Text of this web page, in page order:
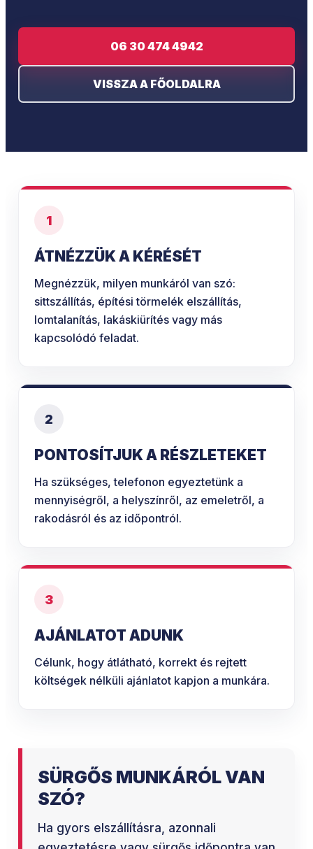
06 30 474 4942
VISSZA A FŐOLDALRA
1
ÁTNÉZZÜK A KÉRÉSÉT
Megnézzük, milyen munkáról van szó:
sittszállítás, építési törmelék elszállítás,
lomtalanítás, lakáskiürítés vagy más
kapcsolódó feladat.
2
PONTOSÍTJUK A RÉSZLETEKET
Ha szükséges, telefonon egyeztetünk a
mennyiségről, a helyszínről, az emeletről, a
rakodásról és az időpontról.
3
AJÁNLATOT ADUNK
Célunk, hogy átlátható, korrekt és rejtett
költségek nélküli ajánlatot kapjon a munkára.
SÜRGŐS MUNKÁRÓL VAN
SZÓ?
Ha gyors elszállításra, azonnali